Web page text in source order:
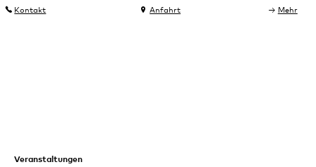
Kontakt Anfahrt Mehr
Veranstaltungen